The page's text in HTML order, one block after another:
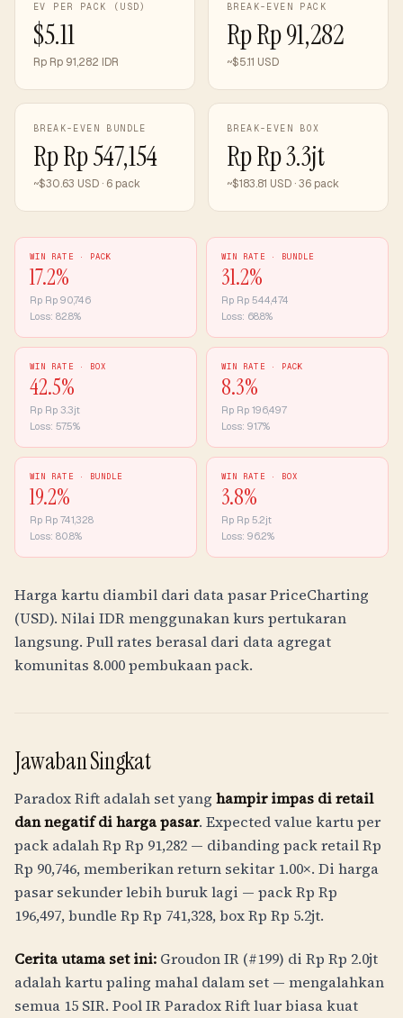
EV PER PACK (USD)
$5.11
Rp Rp 91,282 IDR
BREAK-EVEN PACK
Rp Rp 91,282
~$5.11 USD
BREAK-EVEN BUNDLE
Rp Rp 547,154
~$30.63 USD · 6 pack
BREAK-EVEN BOX
Rp Rp 3.3jt
~$183.81 USD · 36 pack
WIN RATE · PACK
17.2%
Rp Rp 90,746
Loss: 82.8%
WIN RATE · BUNDLE
31.2%
Rp Rp 544,474
Loss: 68.8%
WIN RATE · BOX
42.5%
Rp Rp 3.3jt
Loss: 57.5%
WIN RATE · PACK
8.3%
Rp Rp 196,497
Loss: 91.7%
WIN RATE · BUNDLE
19.2%
Rp Rp 741,328
Loss: 80.8%
WIN RATE · BOX
3.8%
Rp Rp 5.2jt
Loss: 96.2%
Harga kartu diambil dari data pasar PriceCharting
(USD). Nilai IDRmenggunakan kurs pertukaran
langsung. Pull rates berasal dari data agregat
komunitas 8.000 pembukaan pack.
Jawaban Singkat
Paradox Rift adalah set yang hampir impas di retail
dan negatif di harga pasar. Expected value kartu per
pack adalahRp Rp 91,282 — dibanding pack retailRp
Rp 90,746, memberikan return sekitar 1.00×. Di harga
pasar sekunder lebih buruk lagi — packRp Rp
196,497, bundle Rp Rp 741,328, boxRp Rp 5.2jt.
Cerita utama set ini: Groudon IR (#199) di Rp Rp 2.0jt
adalah kartu paling mahal dalam set — mengalahkan
semua 15 SIR. Pool IR Paradox Rift luar biasa kuat